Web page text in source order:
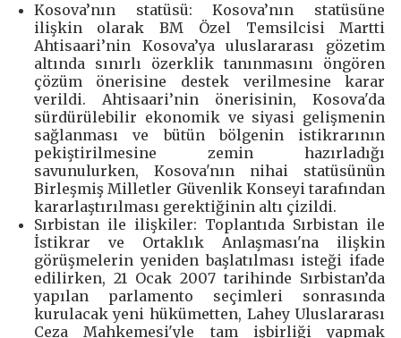
Kosova’nın statüsü: Kosova’nın statüsüne
ilişkin olarak BM Özel Temsilcisi Martti
Ahtisaari’nin Kosova’ya uluslararası gözetim
altında sınırlı özerklik tanınmasını öngören
çözüm önerisine destek verilmesine karar
verildi. Ahtisaari’nin önerisinin, Kosova'da
sürdürülebilir ekonomik ve siyasi gelişmenin
sağlanması ve bütün bölgenin istikrarının
pekiştirilmesine zemin hazırladığı
savunulurken, Kosova'nın nihai statüsünün
Birleşmiş Milletler Güvenlik Konseyi tarafından
kararlaştırılması gerektiğinin altı çizildi.
Sırbistan ile ilişkiler: Toplantıda Sırbistan ile
İstikrar ve Ortaklık Anlaşması'na ilişkin
görüşmelerin yeniden başlatılması isteği ifade
edilirken, 21 Ocak 2007 tarihinde Sırbistan’da
yapılan parlamento seçimleri sonrasında
kurulacak yeni hükümetten, Lahey Uluslararası
Ceza Mahkemesi'yle tam işbirliği yapmak